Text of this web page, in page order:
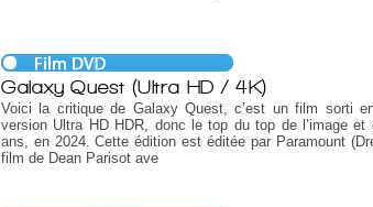
Galaxy Quest (Ultra HD / 4K)
Voici la critique de Galaxy Quest, c’est un film sorti
version Ultra HD HDR, donc le top du top de l’image et
ans, en 2024. Cette édition est éditée par Paramount
film de Dean Parisot ave